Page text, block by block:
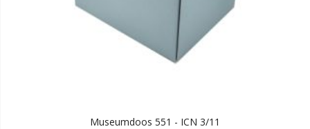
Museumdoos 551 - ICN 3/11